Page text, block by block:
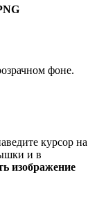
фоне.
курсор на
и в
изображение